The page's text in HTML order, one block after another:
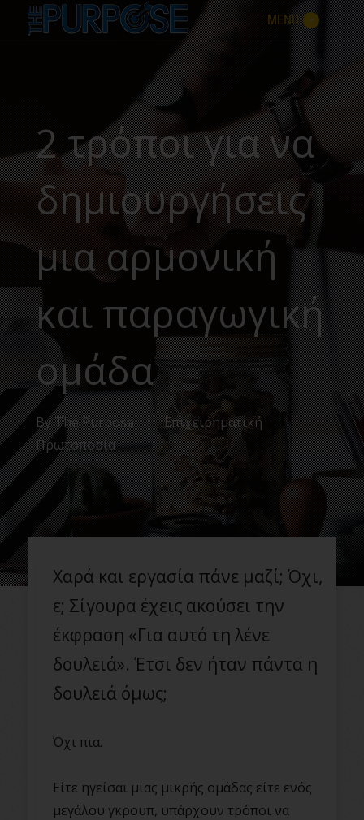
MENU
2 τρόποι για να
δημιουργήσεις
μια αρμονική
και παραγωγική
ομάδα
ByThe Purpose |
Επιχειρηματική
Πρωτοπορία
Χαρά και εργασία πάνε μαζί; Όχι,
ε; Σίγουρα έχεις ακούσει την
έκφραση «Για αυτό τη λένε
δουλειά». Έτσι δεν ήταν πάντα η
δουλειά όμως;
Όχι πια.
Είτε ηγείσαι μιας μικρής ομάδας είτε ενός
μεγάλου γκρουπ, υπάρχουν τρόποι να